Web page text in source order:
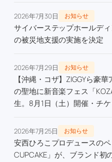
2026年7月30日 お知らせ
サイバーステップホールデ
の被災地支援の実施を決定
2026年7月29日 お知らせ
【沖縄・コザ】ZIGGYら豪
の聖地に新音楽フェス「
生。8月1日（土）開催・チ
2026年7月25日 お知らせ
安西ひろこプロデュースの
CUPCAKE」が、ブランド初